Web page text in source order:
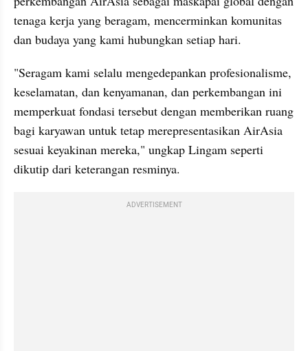
tenaga kerja yang beragam, mencerminkan komunitas
dan budaya yang kami hubungkan setiap hari.
"Seragam kami selalu mengedepankan profesionalisme,
keselamatan, dan kenyamanan, dan perkembangan ini
memperkuat fondasi tersebut dengan memberikan ruang
bagi karyawan untuk tetap merepresentasikan AirAsia
sesuai keyakinan mereka," ungkap Lingam seperti
dikutip dari keterangan resminya.
ADVERTISEMENT